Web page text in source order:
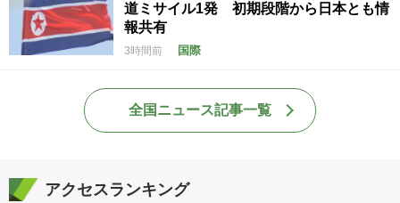
道ミサイル1発 初期段階から日本とも情
報共有
3時間前 国際
全国ニュース記事一覧
アクセスランキング